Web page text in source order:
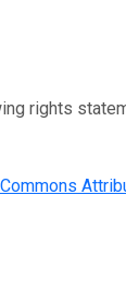
rights